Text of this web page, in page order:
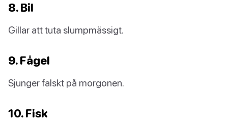
8. Bil
Gillar att tuta slumpmässigt.
9. Fågel
Sjunger falskt på morgonen.
10. Fisk